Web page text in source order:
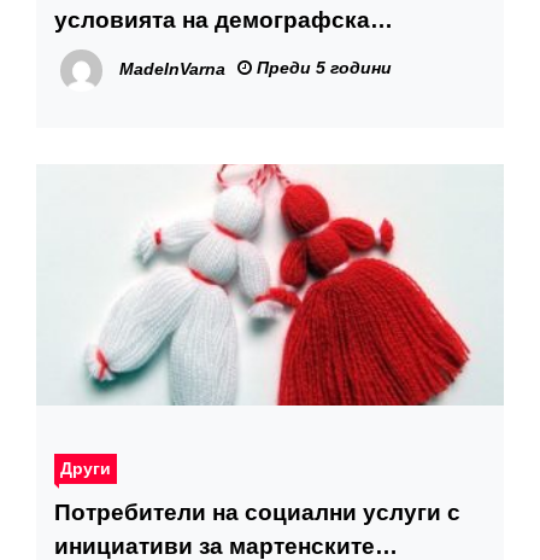
условията на демографска
катастрофа
MadeInVarna Преди 5 години
Други
Потребители на социални услуги с
инициативи за мартенските